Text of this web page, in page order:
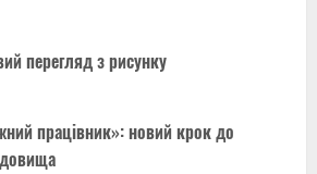
перегляд з рисунку
працівник»: новий крок до